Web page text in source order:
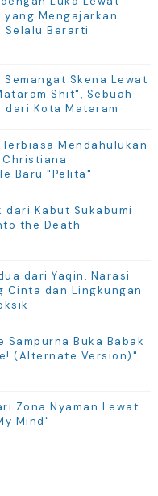
yang Mengajarkan
Selalu Berarti
Skena Lewat
Shit", Sebuah
Kota Mataram
Mendahulukan
Christiana
Baru "Pelita"
dari Kabut Sukabumi
the Death
dari Yaqin, Narasi
Cinta dan Lingkungan
Sampurna Buka Babak
(Alternate Version)"
Zona Nyaman Lewat
Mind"